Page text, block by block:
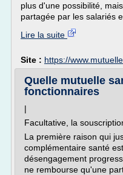
plus d'une possibilité,
partagée par les salariés
Lire la suite
Site : https://
Quelle mutuelle
fonctionnaires
|
Facultative, la
La première raison qui
complémentaire santé
désengagement
ne rembourse qu'une